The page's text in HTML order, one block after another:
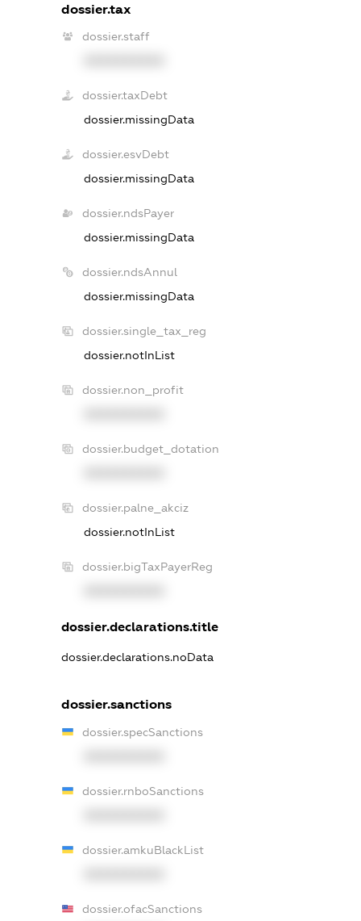
dossier.tax
dossier.staff
dossier.taxDebt
dossier.missingData
dossier.esvDebt
dossier.missingData
dossier.ndsPayer
dossier.missingData
dossier.ndsAnnul
dossier.missingData
dossier.single_tax_reg
dossier.notInList
dossier.non_profit
dossier.budget_dotation
dossier.palne_akciz
dossier.notInList
dossier.bigTaxPayerReg
dossier.declarations.title
dossier.declarations.noData
dossier.sanctions
dossier.specSanctions
dossier.rnboSanctions
dossier.amkuBlackList
dossier.ofacSanctions